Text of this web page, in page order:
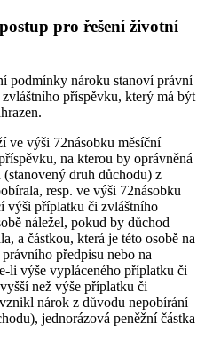
pro řešení životní
podmínky nároku stanoví právní
příspěvku, který má být
ve výši 72násobku měsíční
na kterou by oprávněná
druh důchodu) z
resp. ve výši 72násobku
výši příplatku či zvláštního
náležel, pokud by důchod
a částkou, která je této osobě na
předpisu nebo na
li výše vypláceného příplatku či
než výše příplatku či
nárok z důvodu nepobírání
jednorázová peněžní částka